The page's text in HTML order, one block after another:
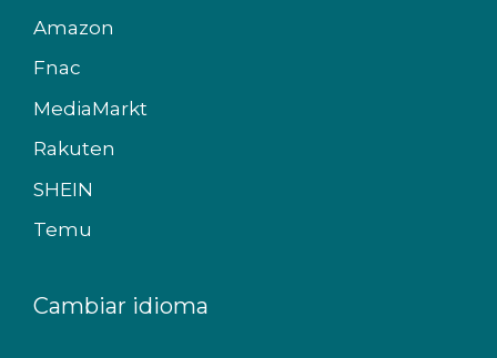
Amazon
Fnac
MediaMarkt
Rakuten
SHEIN
Temu
Cambiar idioma